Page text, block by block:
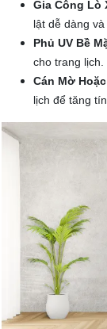
Gia Công Lò
lật dễ dàng
Phủ UV Bề
cho trang lịch.
Cán Mờ
lịch để tăng